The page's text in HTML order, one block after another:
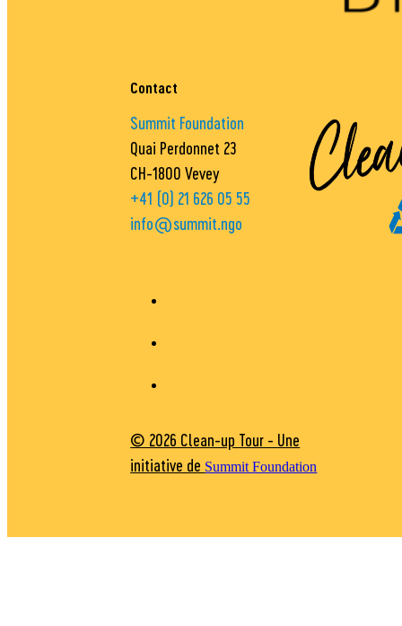
Contact
Summit Foundation
Quai Perdonnet 23
CH-1800 Vevey
+41 (0) 21 626 05 55
info@summit.ngo
© 2026 Clean-up Tour - Une
initiative de Summit Foundation